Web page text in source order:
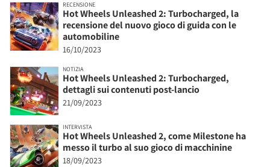
RECENSIONE
Hot Wheels Unleashed 2: Turbocharged, la
recensione del nuovo gioco di guida con le
automobiline
16/10/2023
NOTIZIA
Hot Wheels Unleashed 2: Turbocharged,
dettagli sui contenuti post-lancio
21/09/2023
INTERVISTA
Hot Wheels Unleashed 2, come Milestone ha
messo il turbo al suo gioco di macchinine
18/09/2023